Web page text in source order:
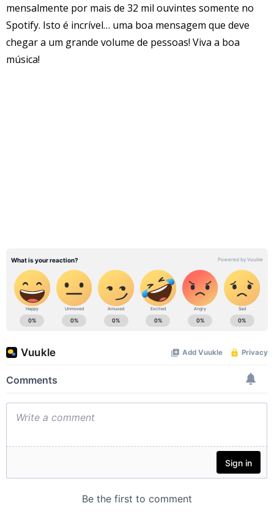
mensalmente por mais de 32 mil ouvintes somente no
Spotify. Isto é incrível… uma boa mensagem que deve
chegar a um grande volume de pessoas! Viva a boa
música!